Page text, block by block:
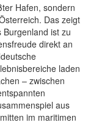
Hafen, sondern
Das zeigt
ist zu
direkt an
laden
– zwischen
aus
im maritimen